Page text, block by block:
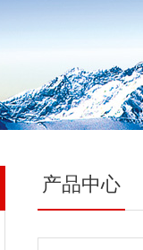
产品中心